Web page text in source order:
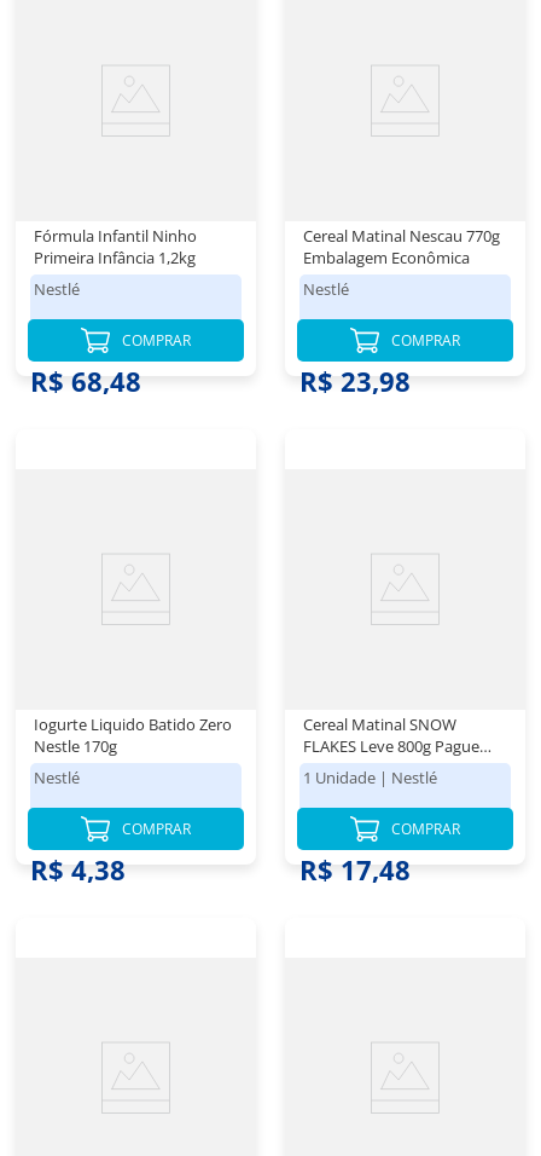
Fórmula Infantil Ninho
Primeira Infância 1,2kg
Nestlé
R$ 68,48
COMPRAR
Cereal Matinal Nescau 770g
Embalagem Econômica
Nestlé
R$ 23,98
COMPRAR
Iogurte Liquido Batido Zero
Nestle 170g
Nestlé
R$ 4,38
COMPRAR
Cereal Matinal SNOW
FLAKES Leve 800g Pague
650g
1 Unidade | Nestlé
R$ 17,48
COMPRAR